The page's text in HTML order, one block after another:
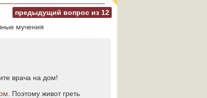
предыдущий вопрос из 12
мучения
врача на дом!
. Поэтому живот греть